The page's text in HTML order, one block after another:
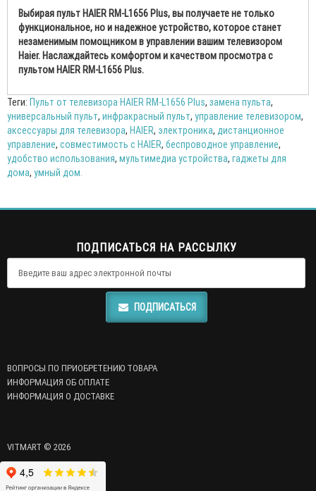
Выбирая пульт HAIER RM-L1656 Plus, вы получаете не только
функциональное, но и надежное устройство, которое станет
незаменимым помощником в управлении вашим телевизором
Haier. Наслаждайтесь комфортом и качеством просмотра с
пультом HAIER RM-L1656 Plus.
Теги: Пульт от телевизора HAIER RM-L1656 Plus, замена пульта,
универсальный пульт, инфракрасный пульт, управление телевизором,
аксессуары для телевизора, HAIER, электроника, дистанционное
управление, совместимость с HAIER, беспроводное управление,
удобство использования, мультимедиа устройства, гаджеты для
дома, умный дом.
ПОДПИСАТЬСЯ НА РАССЫЛКУ
ПОДПИСАТЬСЯ
ВОПРОСЫ ПО ПРИОБРЕТЕНИЮ ТОВАРА
ИНФОРМАЦИЯ ОБ ОПЛАТЕ
ИНФОРМАЦИЯ О ДОСТАВКЕ
VITMART © 2026